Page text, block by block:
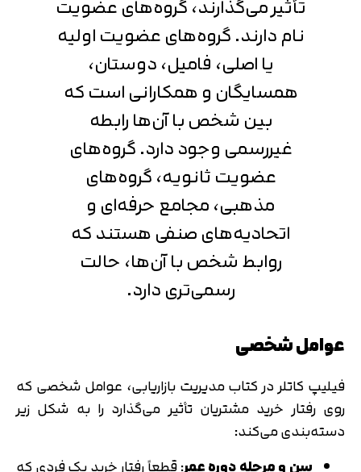
تأثیر می‌گذارند، گروه‌های عضویت
نام دارند. گروه‌های عضویت اولیه
یا اصلی، فامیل، دوستان،
همسایگان و همکارانی است که
بین شخص با آن‌ها رابطه
غیررسمی وجود دارد. گروه‌های
عضویت ثانویه، گروه‌های
مذهبی، مجامع حرفه‌ای و
اتحادیه‌های صنفی هستند که
روابط شخص با آن‌ها، حالت
رسمی‌تری دارد.
عوامل شخصی
فیلیپ کاتلر در کتاب مدیریت بازاریابی، عوامل شخصی که
روی رفتار خرید مشتریان تأثیر می‌گذارد را به شکل زیر
دسته‌بندی می‌کند:
سن و مرحله دوره عمر: قطعاً رفتار خرید یک فردی که